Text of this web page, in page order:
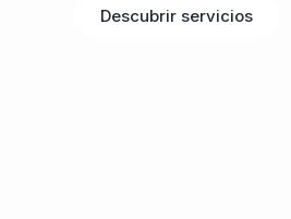
Descubrir servicios